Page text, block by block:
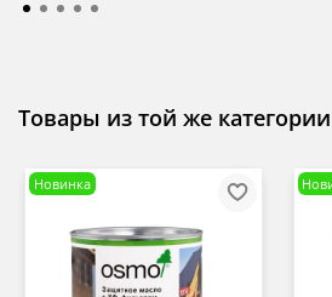
Товары из той же категории
Новинка